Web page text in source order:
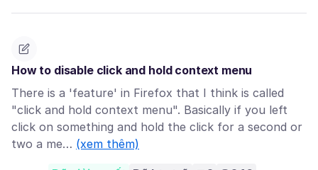
How to disable click and hold context menu
There is a 'feature' in Firefox that I think is called
"click and hold context menu". Basically if you left
click on something and hold the click for a second or
two a me… (xem thêm)